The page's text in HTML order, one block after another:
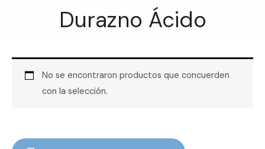
Durazno Ácido
No se encontraron productos que concuerden
con la selección.